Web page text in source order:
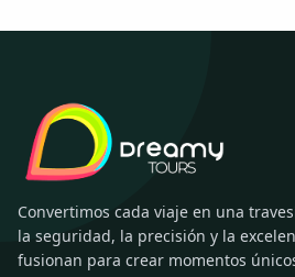
Convertimos cada viaje en una
la seguridad, la precisión y la
fusionan para crear momentos